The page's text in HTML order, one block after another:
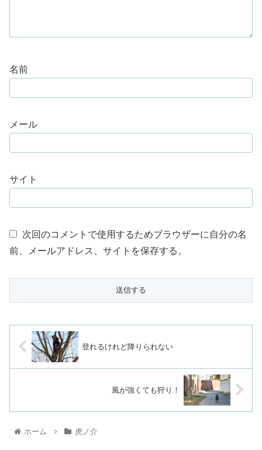
名前
メール
サイト
次回のコメントで使用するためブラウザーに自分の名
前、メールアドレス、サイトを保存する。
登れるけれど降りられない
風が強くても狩り！
ホーム 虎ノ介